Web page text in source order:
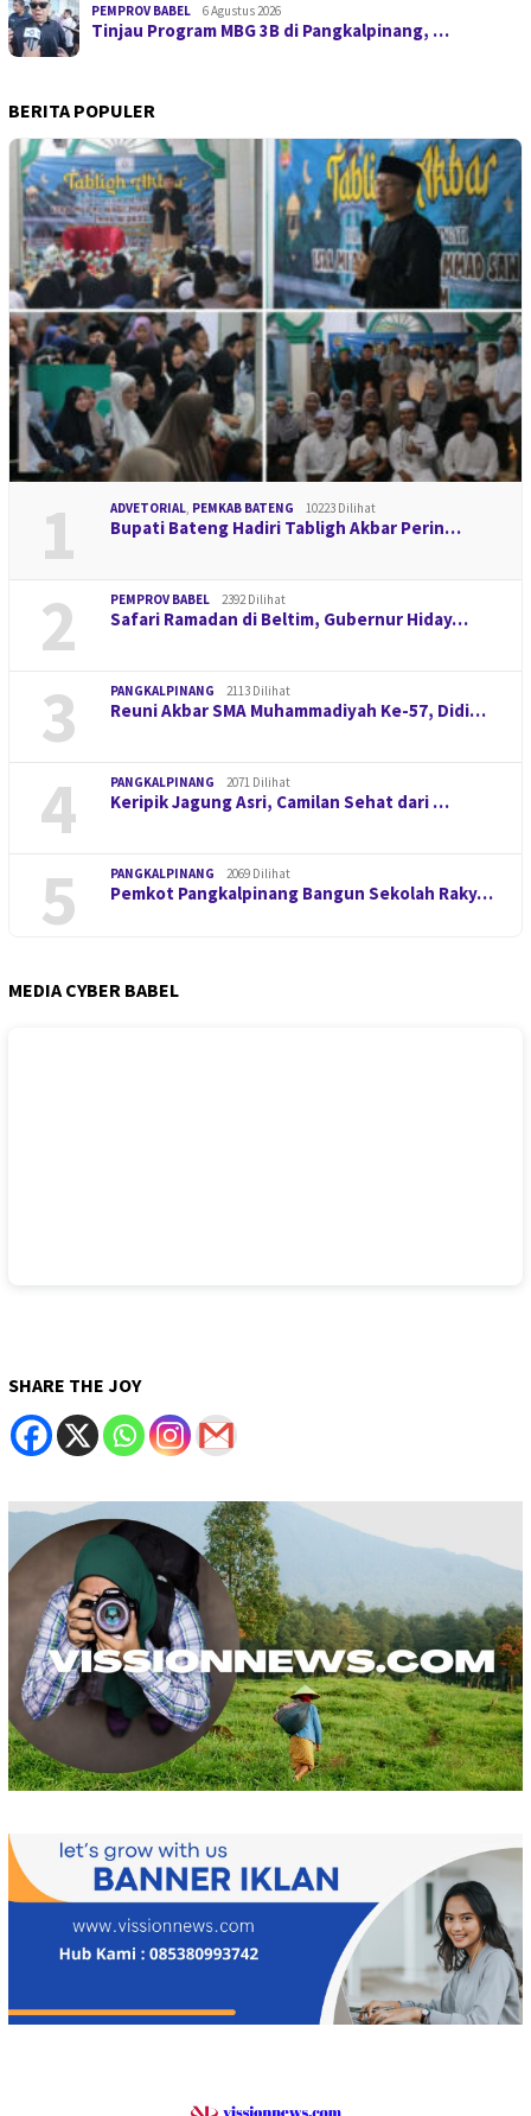
PEMPROV BABEL 6 Agustus 2026
Tinjau Program MBG 3B di Pangkalpinang, …
BERITA POPULER
1 ADVETORIAL, PEMKAB BATENG 10223 Dilihat
Bupati Bateng Hadiri Tabligh Akbar Perin…
2 PEMPROV BABEL 2392 Dilihat
Safari Ramadan di Beltim, Gubernur Hiday…
3 PANGKALPINANG 2113 Dilihat
Reuni Akbar SMA Muhammadiyah Ke-57, Didi…
4 PANGKALPINANG 2071 Dilihat
Keripik Jagung Asri, Camilan Sehat dari …
5 PANGKALPINANG 2069 Dilihat
Pemkot Pangkalpinang Bangun Sekolah Raky…
MEDIA CYBER BABEL
SHARE THE JOY